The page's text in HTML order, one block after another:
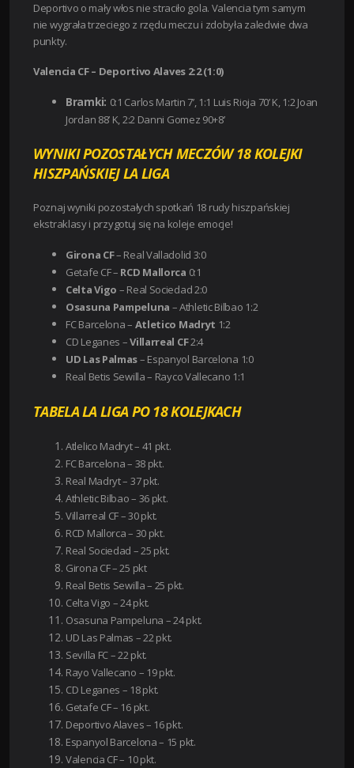
Deportivo o mały włos nie straciło gola. Valencia tym samym
nie wygrała trzeciego z rzędu meczu i zdobyła zaledwie dwa
punkty.
Valencia CF – Deportivo Alaves 2:2 (1:0)
Bramki: 0:1 Carlos Martin 7’, 1:1 Luis Rioja 70’ K, 1:2 Joan
Jordan 88’ K,2:2 Danni Gomez 90+8’
WYNIKI POZOSTAŁYCH MECZÓW 18 KOLEJKI
HISZPAŃSKIEJ LA LIGA
Poznaj wyniki pozostałych spotkań 18 rudy hiszpańskiej
ekstraklasy i przygotuj się na koleje emocje!
Girona CF– Real Valladolid 3:0
Getafe CF – RCD Mallorca 0:1
Celta Vigo – Real Sociedad 2:0
Osasuna Pampeluna – Athletic Bilbao 1:2
FC Barcelona – Atletico Madryt 1:2
CD Leganes –Villarreal CF2:4
UD Las Palmas– Espanyol Barcelona 1:0
Real Betis Sewilla – Rayco Vallecano 1:1
TABELA LA LIGA PO 18 KOLEJKACH
Atlelico Madryt – 41 pkt.
FC Barcelona – 38 pkt.
Real Madryt – 37 pkt.
Athletic Bilbao – 36 pkt.
Villarreal CF – 30 pkt.
RCD Mallorca – 30 pkt.
Real Sociedad – 25 pkt.
Girona CF – 25 pkt
Real Betis Sewilla – 25 pkt.
Celta Vigo – 24 pkt.
Osasuna Pampeluna – 24 pkt.
UD Las Palmas – 22 pkt.
Sevilla FC – 22 pkt.
Rayo Vallecano – 19 pkt.
CD Leganes – 18 pkt.
Getafe CF – 16 pkt.
Deportivo Alaves – 16 pkt.
Espanyol Barcelona – 15 pkt.
Valencia CF – 10 pkt.